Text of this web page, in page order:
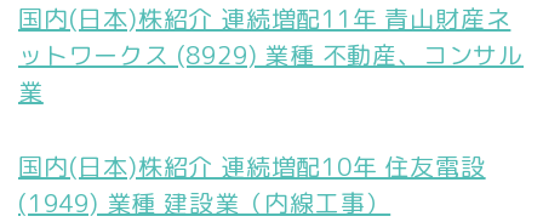
国内(日本)株紹介 連続増配11年 青山財産ネ
ットワークス (8929) 業種 不動産、コンサル
業
国内(日本)株紹介 連続増配10年 住友電設
(1949) 業種 建設業（内線工事）